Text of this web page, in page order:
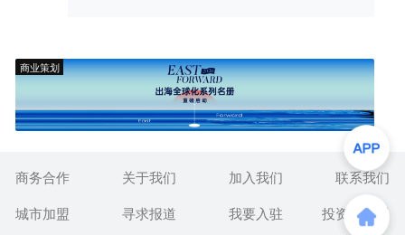
商业策划
商务合作 关于我们 加入我们
联系我们
城市加盟
寻求报道 我要入驻 投资者关系